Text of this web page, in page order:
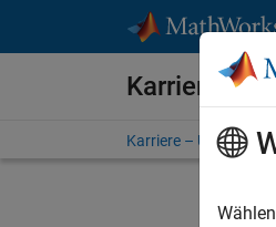
Karriere bei
Karriere – Übersicht